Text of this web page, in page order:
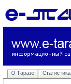
О Таразе Статистика